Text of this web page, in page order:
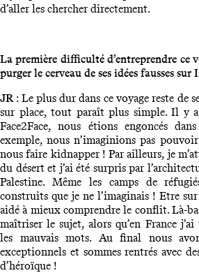
d’aller les chercher directement.
La première difficulté d’entreprendre ce
purger le cerveau de ses idées fausses sur
JR : Le plus dur dans ce voyage reste de
sur place, tout paraît plus simple. Il y
Face2Face, nous étions engoncés
exemple, nous n’imaginions pas
nous faire kidnapper ! Par ailleurs, je
du désert et j’ai été surpris par
Palestine. Même les camps de
construits que je ne l’imaginais ! Etre
aidé à mieux comprendre le conflit. Là-
maîtriser le sujet, alors qu’en France
les mauvais mots. Au final nous
exceptionnels et sommes rentrés avec
d’héroïque !